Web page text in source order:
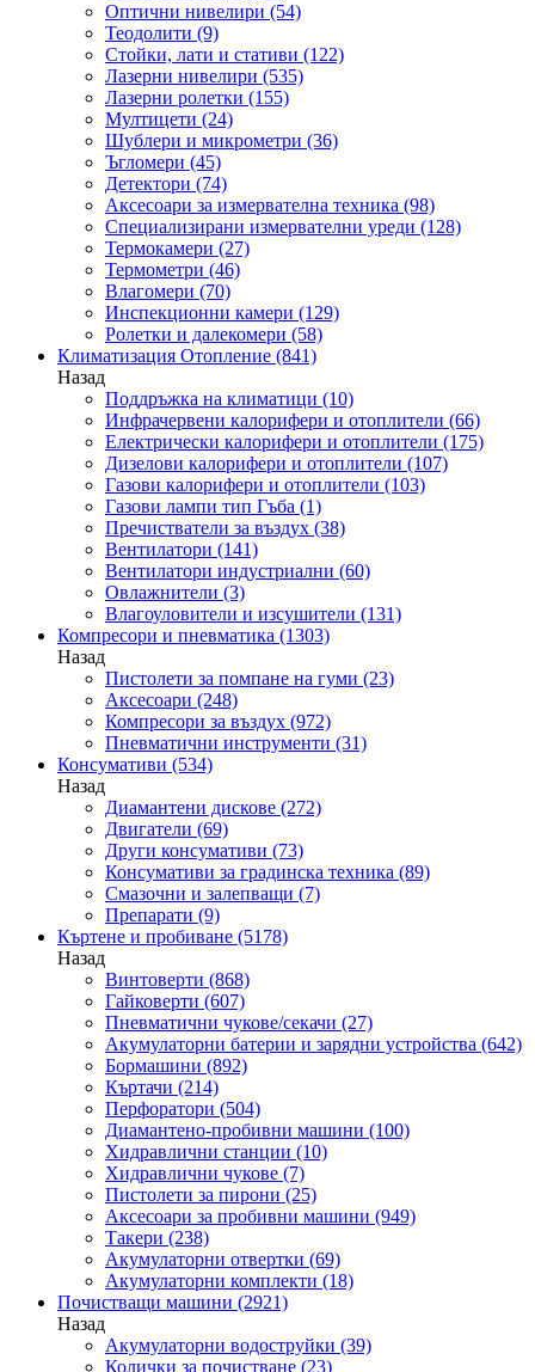
Оптични нивелири (54)
Теодолити (9)
Стойки, лати и стативи (122)
Лазерни нивелири (535)
Лазерни ролетки (155)
Мултицети (24)
Шублери и микрометри (36)
Ъгломери (45)
Детектори (74)
Аксесоари за измервателна техника (98)
Специализирани измервателни уреди (128)
Термокамери (27)
Термометри (46)
Влагомери (70)
Инспекционни камери (129)
Ролетки и далекомери (58)
Климатизация Отопление (841)
Назад
Поддръжка на климатици (10)
Инфрачервени калорифери и отоплители (66)
Електрически калорифери и отоплители (175)
Дизелови калорифери и отоплители (107)
Газови калорифери и отоплители (103)
Газови лампи тип Гъба (1)
Пречистватели за въздух (38)
Вентилатори (141)
Вентилатори индустриални (60)
Овлажнители (3)
Влагоуловители и изсушители (131)
Компресори и пневматика (1303)
Назад
Пистолети за помпане на гуми (23)
Аксесоари (248)
Компресори за въздух (972)
Пневматични инструменти (31)
Консумативи (534)
Назад
Диамантени дискове (272)
Двигатели (69)
Други консумативи (73)
Консумативи за градинска техника (89)
Смазочни и залепващи (7)
Препарати (9)
Къртене и пробиване (5178)
Назад
Винтоверти (868)
Гайковерти (607)
Пневматични чукове/секачи (27)
Акумулаторни батерии и зарядни устройства (642)
Бормашини (892)
Къртачи (214)
Перфоратори (504)
Диамантено-пробивни машини (100)
Хидравлични станции (10)
Хидравлични чукове (7)
Пистолети за пирони (25)
Аксесоари за пробивни машини (949)
Такери (238)
Акумулаторни отвертки (69)
Акумулаторни комплекти (18)
Почистващи машини (2921)
Назад
Акумулаторни водоструйки (39)
Колички за почистване (23)